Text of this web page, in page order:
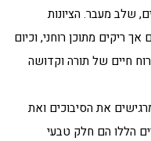
שלב מעבר. הציונות
ריקים מתוכן רוחני, וכיום
חיים של תורה וקדושה
את הסיבוכים ואת
הללו הם חלק טבעי